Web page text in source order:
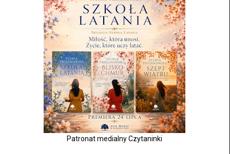
Patronat medialny Czytaninki